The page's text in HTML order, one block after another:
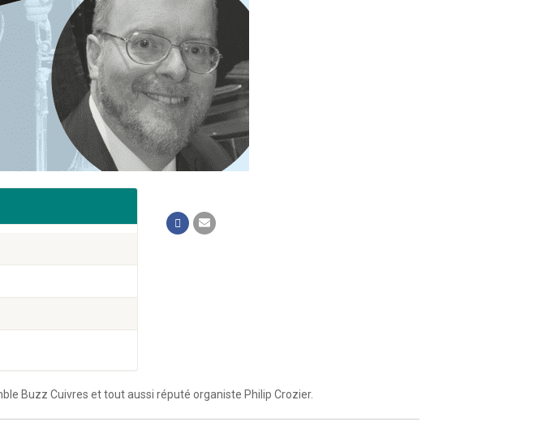
Buzz Cuivres et tout aussi réputé organiste Philip Crozier.